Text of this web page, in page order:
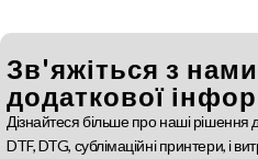
Зв'яжіться з
додаткової
Дізнайтеся більше про наші
DTF, DTG, сублімаційні принтери, і